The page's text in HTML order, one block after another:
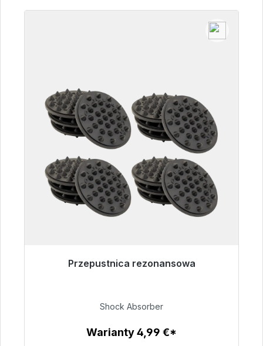
Przepustnica rezonansowa
Gotowy do natychmiastowej wysyłki, czas
54,99 €
Shock Absorber
Warianty 4,99 €*